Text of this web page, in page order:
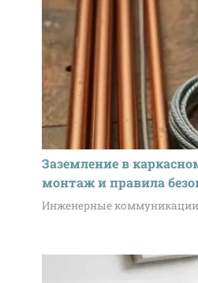
Заземление в
монтаж и правила
Инженерные коммуникации